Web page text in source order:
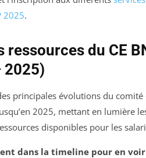
2025.
ressources du CE
2025)
principales évolutions du comité
2025, mettant en lumière
disponibles pour les
dans la timeline pour en